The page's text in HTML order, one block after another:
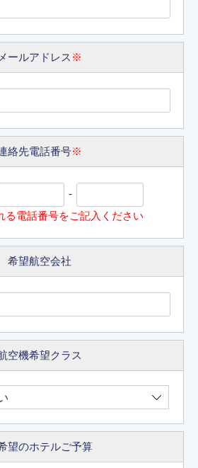
メールアドレス ※
絡先電話番号※
-
電話番号をご記入ください
希望航空会社
空機希望クラス
望のホテルご予算